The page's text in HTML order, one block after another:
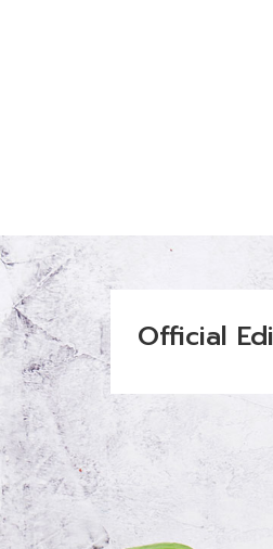
Official